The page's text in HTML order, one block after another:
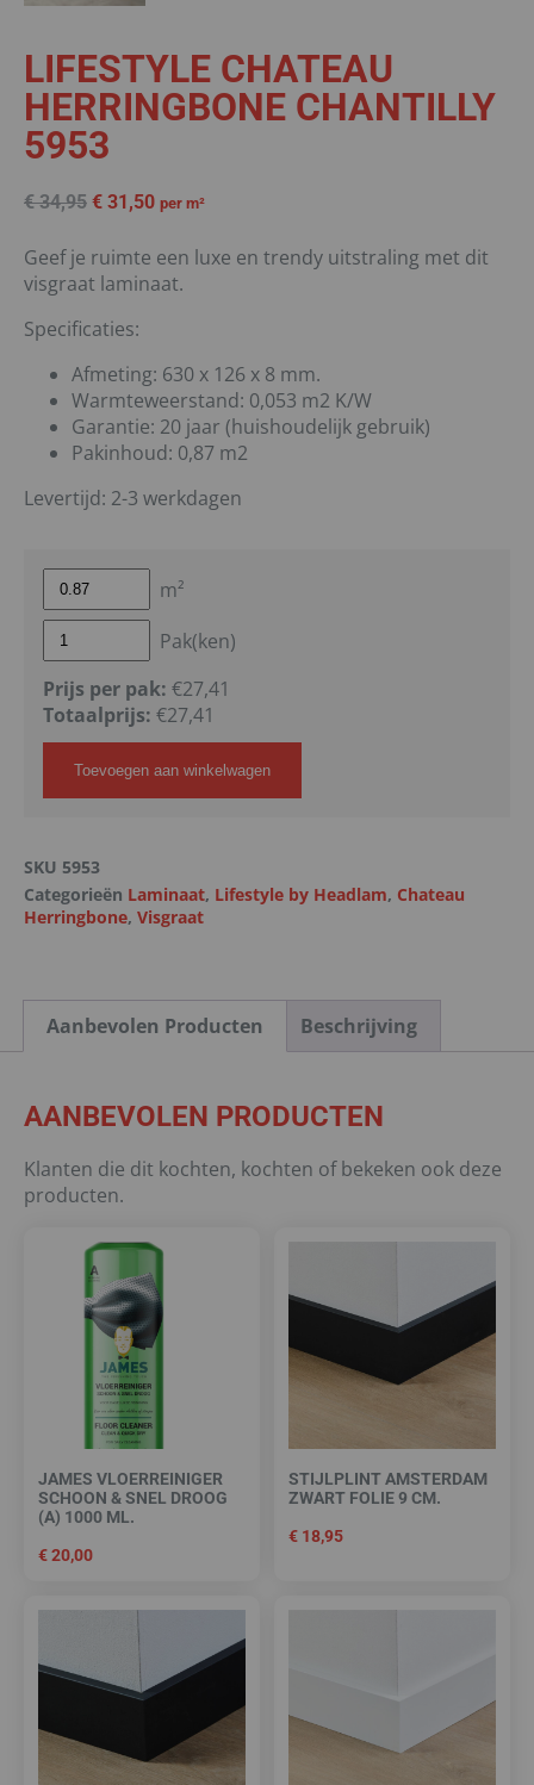
LIFESTYLE CHATEAU
HERRINGBONE CHANTILLY
5953
€34,95 € 31,50 per m²
Geef je ruimte een luxe en trendy uitstraling met dit
visgraat laminaat.
Specificaties:
Afmeting: 630 x 126 x 8 mm.
Warmteweerstand: 0,053 m2 K/W
Garantie: 20 jaar (huishoudelijk gebruik)
Pakinhoud: 0,87 m2
Levertijd: 2-3 werkdagen
m²
Pak(ken)
Prijs per pak: €27,41
Totaalprijs: €27,41
Toevoegen aan winkelwagen
SKU 5953
Categorieën Laminaat, Lifestyle by Headlam, Chateau
Herringbone, Visgraat
Aanbevolen Producten Beschrijving
AANBEVOLEN PRODUCTEN
Klanten die dit kochten, kochten of bekeken ook deze
producten.
JAMES VLOERREINIGER
SCHOON & SNEL DROOG
(A) 1000 ML.
€20,00
STIJLPLINT AMSTERDAM
ZWART FOLIE 9 CM.
€ 18,95